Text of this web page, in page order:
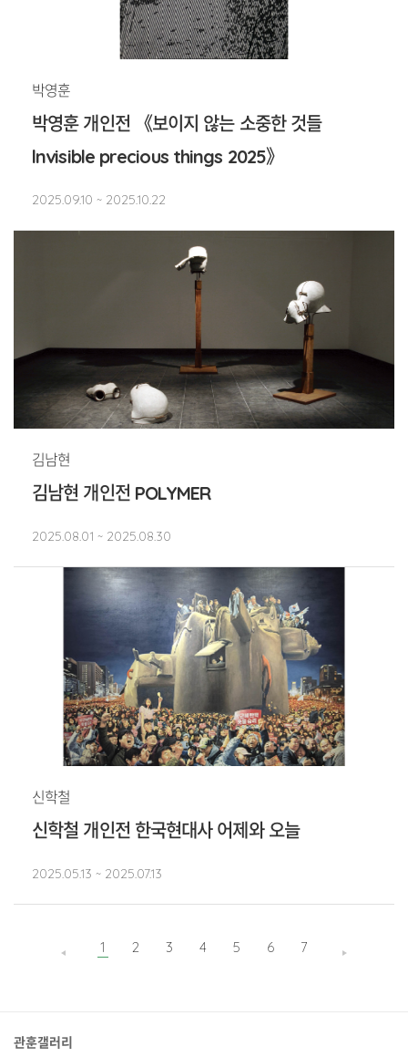
박영훈
박영훈 개인전 《보이지 않는 소중한 것들
lnvisible precious things 2025》
2025.09.10 ~ 2025.10.22
김남현
김남현 개인전 POLYMER
2025.08.01 ~ 2025.08.30
신학철
신학철 개인전 한국현대사 어제와 오늘
2025.05.13 ~ 2025.07.13
1 2 3 4 5 6 7
관훈갤러리